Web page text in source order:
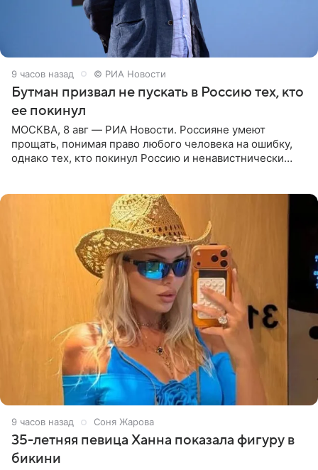
9 часов назад © РИА Новости
Бутман призвал не пускать в Россию тех, кто
ее покинул
МОСКВА, 8 авг — РИА Новости. Россияне умеют
прощать, понимая право любого человека на ошибку,
однако тех, кто покинул Россию и ненавистнически
9 часов назад Соня Жарова
35-летняя певица Ханна показала фигуру в
бикини